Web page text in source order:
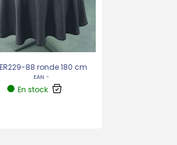
88 ronde 180 cm
EAN -
En stock